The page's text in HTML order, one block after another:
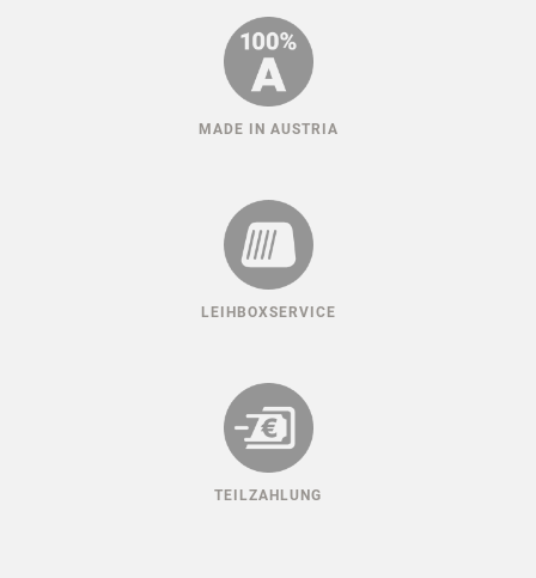
MADE IN AUSTRIA
LEIHBOXSERVICE
TEILZAHLUNG